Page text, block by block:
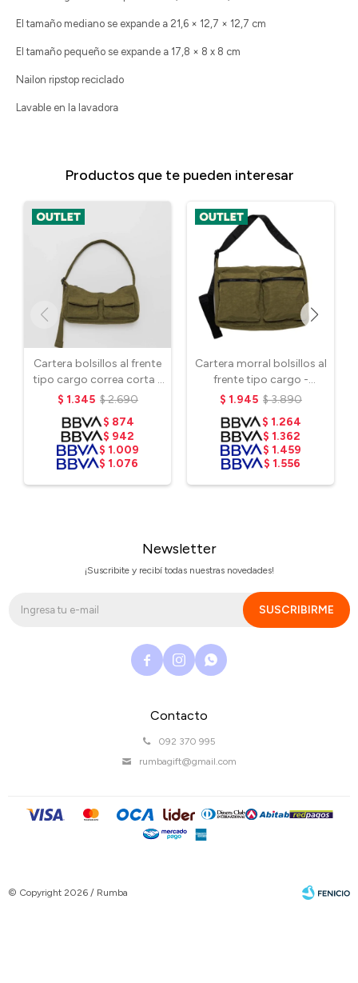
El tamaño mediano se expande a 21,6 × 12,7 × 12,7 cm
El tamaño pequeño se expande a 17,8 × 8 x 8 cm
Nailon ripstop reciclado
Lavable en la lavadora
Productos que te pueden interesar
Cartera bolsillos al frente
tipo cargo correa corta -
Seaweed
$ 1.345 $2.690
$ 874
$ 942
$ 1.009
$ 1.076
Cartera morral bolsillos al
frente tipo cargo -
Seaweed
$ 1.945 $3.890
$ 1.264
$ 1.362
$ 1.459
$ 1.556
Contacto
092 370 995
rumbagift@gmail.com
Newsletter
¡Suscribite y recibí todas nuestras novedades!
SUSCRIBIRME
  
© Copyright 2026 / Rumba